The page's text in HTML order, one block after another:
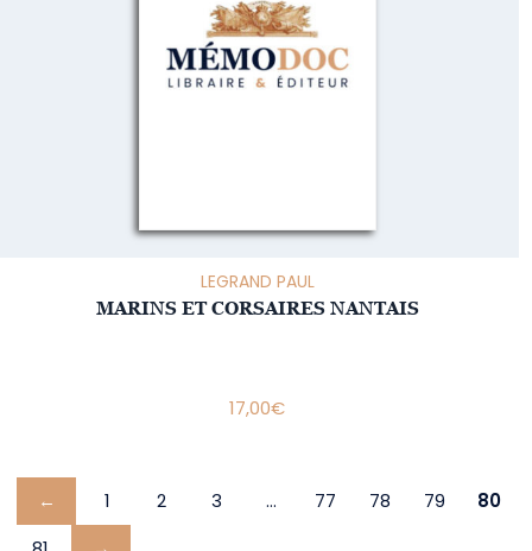
LEGRAND PAUL
MARINS ET CORSAIRES NANTAIS
17,00€
← 1 2 3 … 77 78 79
80